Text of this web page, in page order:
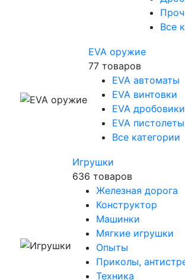
Все
EVA оружие
77 товаров
EVA автоматы
EVA винтовки
EVA дробовики
EVA
Все категории
Игрушки
636 товаров
Железная дорога
Конструктор
Машинки
Мягкие игрушки
Опыты
Приколы,
Техника